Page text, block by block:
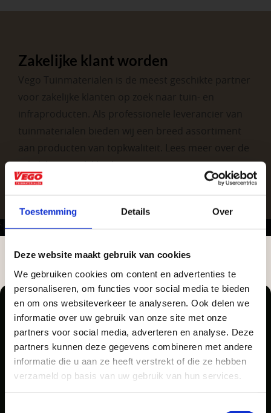
Toestemming Details Over
Deze website maakt gebruik van cookies
We gebruiken cookies om content en advertenties te
personaliseren, om functies voor social media te bieden
en om ons websiteverkeer te analyseren. Ook delen we
informatie over uw gebruik van onze site met onze
partners voor social media, adverteren en analyse. Deze
partners kunnen deze gegevens combineren met andere
informatie die u aan ze heeft verstrekt of die ze hebben
verzameld op basis van uw gebruik van hun services.
Zakelijke klant worden
Vego Tuinmaterialen is de meest geschikte partner
voor zakelijke klanten op zoek naar tuin- en
infraproducten. Als professionele leverancier van
tuinmaterialen bieden wij een breed assortiment
aan producten van topkwaliteit. Lees meer over de
zakelijke mogelijkheden.
Vrijblijvend advies?
Geen probleem, wij hebben alles voor uw
tuin en onze medewerkers adviseren je
graag!
NEEM CONTACT MET ONS OP
Aangepaste openingstijden tijdens de
vakantieperiode
Waardenburg en Vego Dordrecht hanteren tijdens
de vakantieperiode aangepaste openingstijden op
zaterdag. Bekijk de vestigingspagina voor de
actuele openingstijden.
Pellegrom Sierbestrating heet voortaan Vego
Tuinmaterialen.